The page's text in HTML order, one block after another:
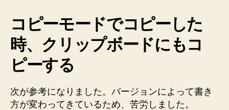
コピーモードでコピーした
時、クリップボードにもコ
ピーする
次が参考になりました。バージョンによって書き
方が変わってきているため、苦労しました。